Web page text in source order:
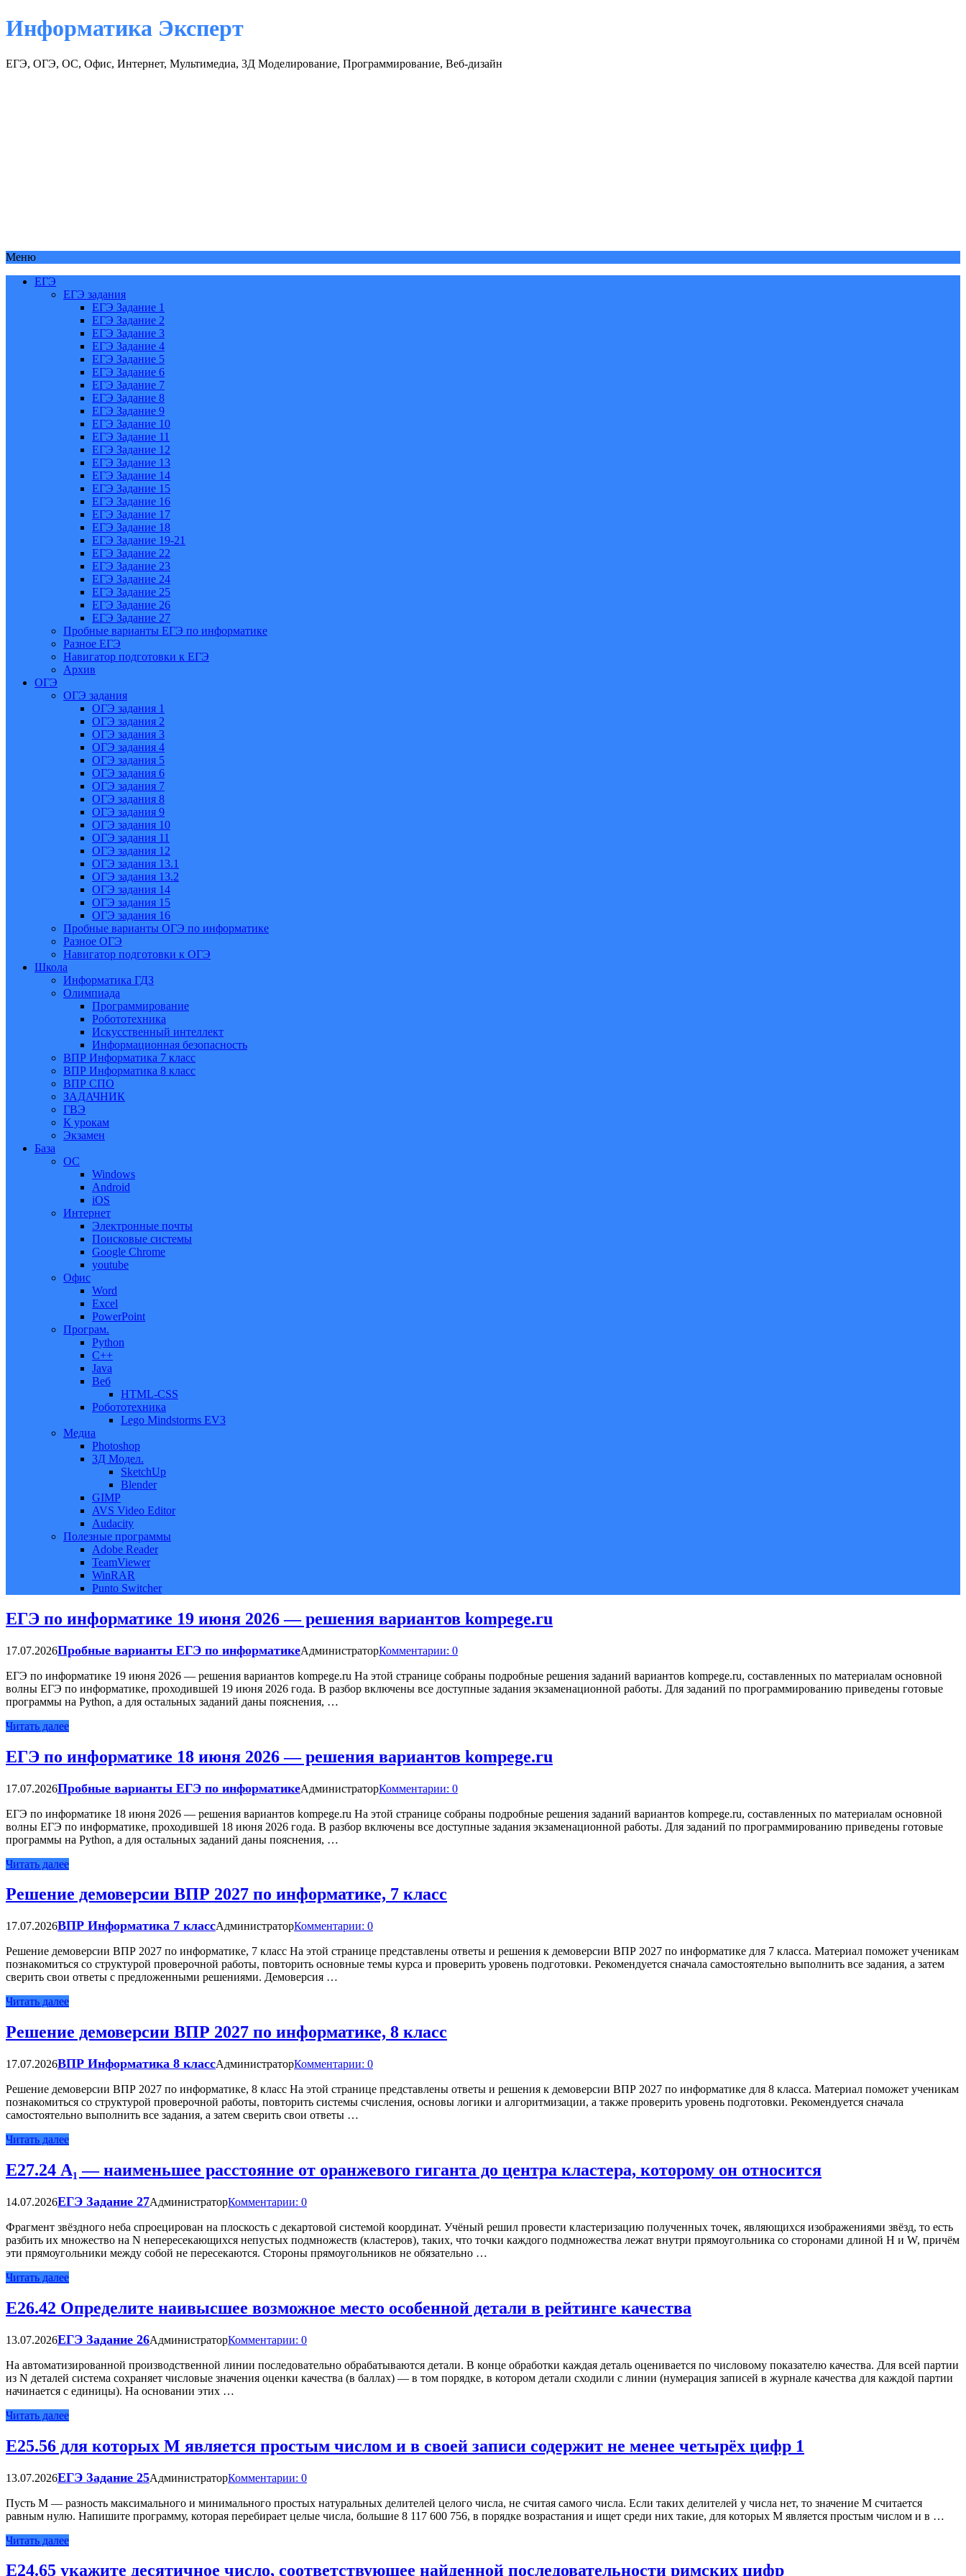
Информатика Эксперт
ЕГЭ, ОГЭ, ОС, Офис, Интернет, Мультимедиа, 3Д Моделирование, Программирование, Веб-дизайн
Меню
ЕГЭ
ЕГЭ задания
ЕГЭ Задание 1
ЕГЭ Задание 2
ЕГЭ Задание 3
ЕГЭ Задание 4
ЕГЭ Задание 5
ЕГЭ Задание 6
ЕГЭ Задание 7
ЕГЭ Задание 8
ЕГЭ Задание 9
ЕГЭ Задание 10
ЕГЭ Задание 11
ЕГЭ Задание 12
ЕГЭ Задание 13
ЕГЭ Задание 14
ЕГЭ Задание 15
ЕГЭ Задание 16
ЕГЭ Задание 17
ЕГЭ Задание 18
ЕГЭ Задание 19-21
ЕГЭ Задание 22
ЕГЭ Задание 23
ЕГЭ Задание 24
ЕГЭ Задание 25
ЕГЭ Задание 26
ЕГЭ Задание 27
Пробные варианты ЕГЭ по информатике
Разное ЕГЭ
Навигатор подготовки к ЕГЭ
Архив
ОГЭ
ОГЭ задания
ОГЭ задания 1
ОГЭ задания 2
ОГЭ задания 3
ОГЭ задания 4
ОГЭ задания 5
ОГЭ задания 6
ОГЭ задания 7
ОГЭ задания 8
ОГЭ задания 9
ОГЭ задания 10
ОГЭ задания 11
ОГЭ задания 12
ОГЭ задания 13.1
ОГЭ задания 13.2
ОГЭ задания 14
ОГЭ задания 15
ОГЭ задания 16
Пробные варианты ОГЭ по информатике
Разное ОГЭ
Навигатор подготовки к ОГЭ
Школа
Информатика ГДЗ
Олимпиада
Программирование
Робототехника
Искусственный интеллект
Информационная безопасность
ВПР Информатика 7 класс
ВПР Информатика 8 класс
ВПР СПО
ЗАДАЧНИК
ГВЭ
К урокам
Экзамен
База
ОС
Windows
Android
iOS
Интернет
Электронные почты
Поисковые системы
Google Chrome
youtube
Офис
Word
Excel
PowerPoint
Програм.
Python
C++
Java
Веб
HTML-CSS
Робототехника
Lego Mindstorms EV3
Медиа
Photoshop
3Д Модел.
SketchUp
Blender
GIMP
AVS Video Editor
Audacity
Полезные программы
Adobe Reader
TeamViewer
WinRAR
Punto Switcher
ЕГЭ по информатике 19 июня 2026 — решения вариантов kompege.ru
17.07.2026Пробные варианты ЕГЭ по информатикеАдминистраторКомментарии: 0
ЕГЭ по информатике 19 июня 2026 — решения вариантов kompege.ru На этой странице собраны подробные решения заданий вариантов kompege.ru, составленных по материалам основной
волны ЕГЭ по информатике, проходившей 19 июня 2026 года. В разбор включены все доступные задания экзаменационной работы. Для заданий по программированию приведены готовые
программы на Python, а для остальных заданий даны пояснения, …
Читать далее
ЕГЭ по информатике 18 июня 2026 — решения вариантов kompege.ru
17.07.2026Пробные варианты ЕГЭ по информатикеАдминистраторКомментарии: 0
ЕГЭ по информатике 18 июня 2026 — решения вариантов kompege.ru На этой странице собраны подробные решения заданий вариантов kompege.ru, составленных по материалам основной
волны ЕГЭ по информатике, проходившей 18 июня 2026 года. В разбор включены все доступные задания экзаменационной работы. Для заданий по программированию приведены готовые
программы на Python, а для остальных заданий даны пояснения, …
Читать далее
Решение демоверсии ВПР 2027 по информатике, 7 класс
17.07.2026ВПР Информатика 7 классАдминистраторКомментарии: 0
Решение демоверсии ВПР 2027 по информатике, 7 класс На этой странице представлены ответы и решения к демоверсии ВПР 2027 по информатике для 7 класса. Материал поможет ученикам
познакомиться со структурой проверочной работы, повторить основные темы курса и проверить уровень подготовки. Рекомендуется сначала самостоятельно выполнить все задания, а затем
сверить свои ответы с предложенными решениями. Демоверсия …
Читать далее
Решение демоверсии ВПР 2027 по информатике, 8 класс
17.07.2026ВПР Информатика 8 классАдминистраторКомментарии: 0
Решение демоверсии ВПР 2027 по информатике, 8 класс На этой странице представлены ответы и решения к демоверсии ВПР 2027 по информатике для 8 класса. Материал поможет ученикам
познакомиться со структурой проверочной работы, повторить системы счисления, основы логики и алгоритмизации, а также проверить уровень подготовки. Рекомендуется сначала
самостоятельно выполнить все задания, а затем сверить свои ответы …
Читать далее
Е27.24 A₁ — наименьшее расстояние от оранжевого гиганта до центра кластера, которому он относится
14.07.2026ЕГЭ Задание 27АдминистраторКомментарии: 0
Фрагмент звёздного неба спроецирован на плоскость с декартовой системой координат. Учёный решил провести кластеризацию полученных точек, являющихся изображениями звёзд, то есть
разбить их множество на N непересекающихся непустых подмножеств (кластеров), таких, что точки каждого подмножества лежат внутри прямоугольника со сторонами длиной H и W, причём
эти прямоугольники между собой не пересекаются. Стороны прямоугольников не обязательно …
Читать далее
Е26.42 Определите наивысшее возможное место особенной детали в рейтинге качества
13.07.2026ЕГЭ Задание 26АдминистраторКомментарии: 0
На автоматизированной производственной линии последовательно обрабатываются детали. В конце обработки каждая деталь оценивается по числовому показателю качества. Для всей партии
из N деталей система сохраняет числовые значения оценки качества (в баллах) — в том порядке, в котором детали сходили с линии (нумерация записей в журнале качества для каждой партии
начинается с единицы). На основании этих …
Читать далее
Е25.56 для которых M является простым числом и в своей записи содержит не менее четырёх цифр 1
13.07.2026ЕГЭ Задание 25АдминистраторКомментарии: 0
Пусть M — разность максимального и минимального простых натуральных делителей целого числа, не считая самого числа. Если таких делителей у числа нет, то значение M считается
равным нулю. Напишите программу, которая перебирает целые числа, большие 8 117 600 756, в порядке возрастания и ищет среди них такие, для которых M является простым числом и в …
Читать далее
Е24.65 укажите десятичное число, соответствующее найденной последовательности римских цифр